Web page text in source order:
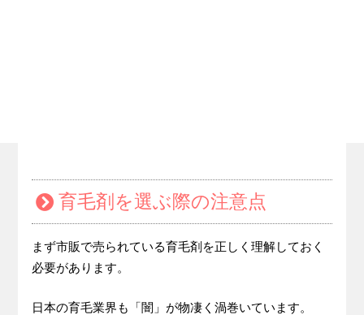
育毛剤を選ぶ際の注意点
まず市販で売られている育毛剤を正しく理解しておく
必要があります。
日本の育毛業界も「闇」が物凄く渦巻いています。